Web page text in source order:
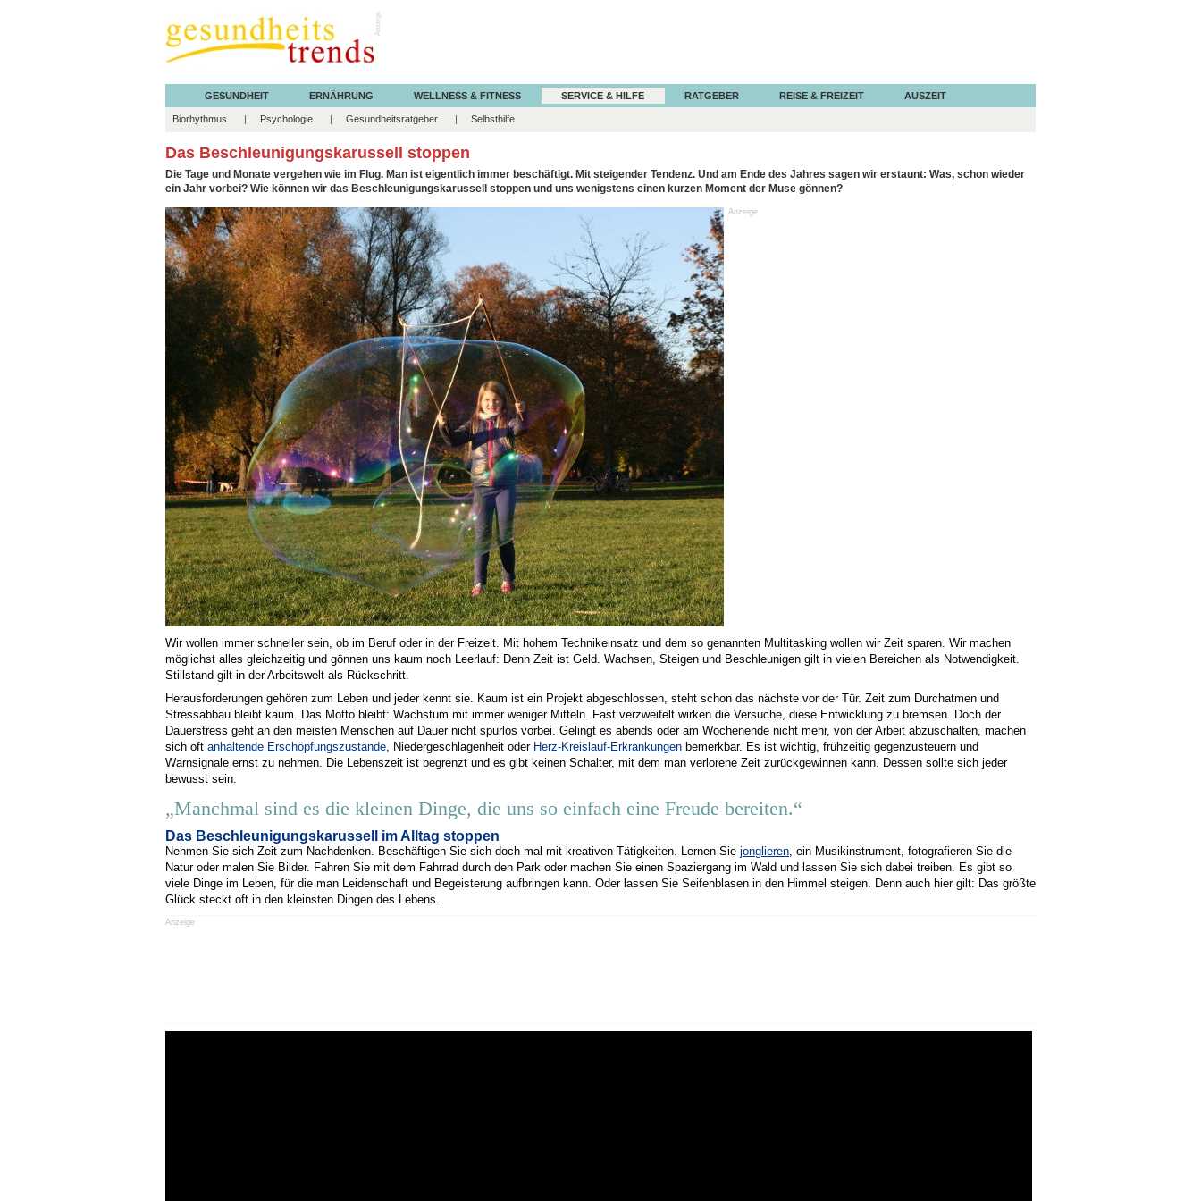
Anzeige
GESUNDHEIT ERNÄHRUNG WELLNESS & FITNESS SERVICE & HILFE RATGEBER REISE & FREIZEIT AUSZEIT
Biorhythmus Psychologie Gesundheitsratgeber Selbsthilfe
Das Beschleunigungskarussell stoppen
Die Tage und Monate vergehen wie im Flug. Man ist eigentlich immer beschäftigt. Mit steigender Tendenz. Und am Ende des Jahres sagen wir erstaunt: Was, schon wieder
ein Jahr vorbei? Wie können wir das Beschleunigungskarussell stoppen und uns wenigstens einen kurzen Moment der Muse gönnen?
Anzeige
Wir wollen immer schneller sein, ob im Beruf oder in der Freizeit. Mit hohem Technikeinsatz und dem so genannten Multitasking wollen wir Zeit sparen. Wir machen
möglichst alles gleichzeitig und gönnen uns kaum noch Leerlauf: Denn Zeit ist Geld. Wachsen, Steigen und Beschleunigen gilt in vielen Bereichen als Notwendigkeit.
Stillstand gilt in der Arbeitswelt als Rückschritt.
Herausforderungen gehören zum Leben und jeder kennt sie. Kaum ist ein Projekt abgeschlossen, steht schon das nächste vor der Tür. Zeit zum Durchatmen und
Stressabbau bleibt kaum. Das Motto bleibt: Wachstum mit immer weniger Mitteln. Fast verzweifelt wirken die Versuche, diese Entwicklung zu bremsen. Doch der
Dauerstress geht an den meisten Menschen auf Dauer nicht spurlos vorbei. Gelingt es abends oder am Wochenende nicht mehr, von der Arbeit abzuschalten, machen
sich oft anhaltende Erschöpfungszustände, Niedergeschlagenheit oder Herz-Kreislauf-Erkrankungen bemerkbar. Es ist wichtig, frühzeitig gegenzusteuern und
Warnsignale ernst zu nehmen. Die Lebenszeit ist begrenzt und es gibt keinen Schalter, mit dem man verlorene Zeit zurückgewinnen kann. Dessen sollte sich jeder
bewusst sein.
„Manchmal sind es die kleinen Dinge, die uns so einfach eine Freude bereiten.“
Das Beschleunigungskarussell im Alltag stoppen
Nehmen Sie sich Zeit zum Nachdenken. Beschäftigen Sie sich doch mal mit kreativen Tätigkeiten. Lernen Sie jonglieren, ein Musikinstrument, fotografieren Sie die
Natur oder malen Sie Bilder. Fahren Sie mit dem Fahrrad durch den Park oder machen Sie einen Spaziergang im Wald und lassen Sie sich dabei treiben. Es gibt so
viele Dinge im Leben, für die man Leidenschaft und Begeisterung aufbringen kann. Oder lassen Sie Seifenblasen in den Himmel steigen. Denn auch hier gilt: Das größte
Glück steckt oft in den kleinsten Dingen des Lebens.
Anzeige